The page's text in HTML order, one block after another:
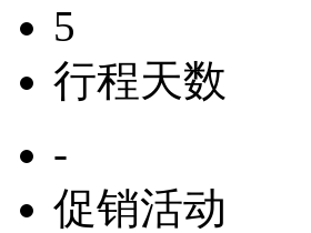
5
行程天数
-
促销活动